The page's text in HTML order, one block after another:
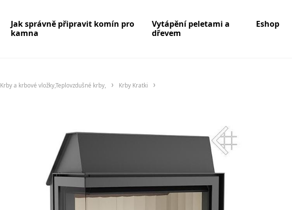
Jak správně připravit komín pro
kamna
Vytápění peletami a
dřevem
Eshop
Krby a krbové vložky,Teplovzdušné krby, Krby Kratki